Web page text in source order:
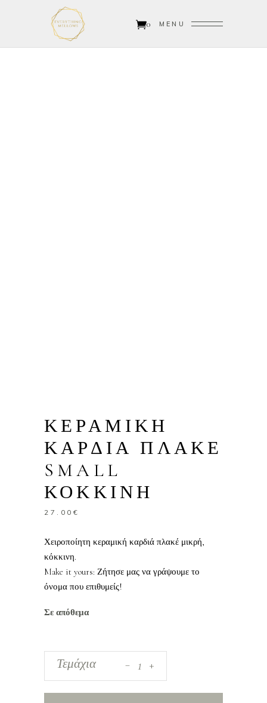
0 MENU
ΚΕΡΑΜΙΚΗ
ΚΑΡΔΙΑ ΠΛΑΚΕ
SMALL
ΚΟΚΚΙΝΗ
27.00 €
Χειροποίητη κεραμική καρδιά πλακέ μικρή,
κόκκινη.
Make it yours: Ζήτησε μας να γράψουμε το
όνομα που επιθυμείς!
Σε απόθεμα
Κεραμική
Τεμάχια +